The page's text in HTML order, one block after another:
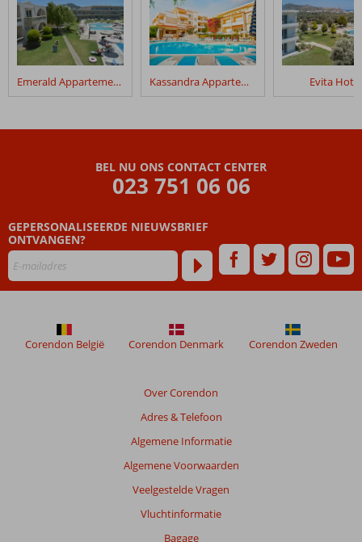
geschreven
na
hun
Villa
48
maanden
meer
om
de
Emerald Appartementen Kassandra Appartementen Evita Hotel
BEL NU ONS CONTACT CENTER
023 751 06 06
GEPERSONALISEERDE NIEUWSBRIEF
ONTVANGEN?
Over Corendon
Adres & Telefoon
Algemene Informatie
Algemene Voorwaarden
Veelgestelde Vragen
Vluchtinformatie
Bagage
Corendon België Corendon Denmark Corendon Zweden